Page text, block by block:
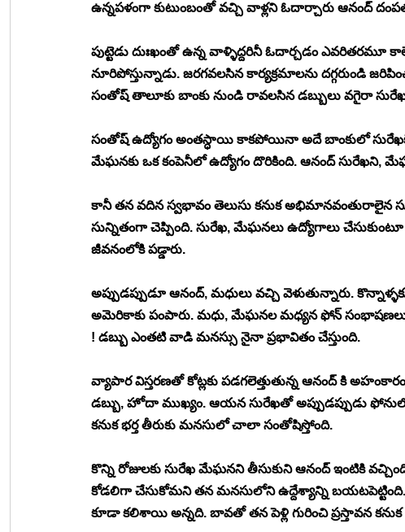
ఉన్నపళంగా కుటుంబంతో వచ్చి వాళ్లని ఓదార్చారు ఆనంద్
పుట్టెడు దుఃఖంతో ఉన్న వాళ్ళిద్దరినీ ఓదార్చడం ఎవరితరమూ
నూరిపోస్తున్నాడు. జరగవలసిన కార్యక్రమాలను దగ్గరుండి
సంతోష్ తాలూకు బాంకు నుండి రావలసిన డబ్బులు వగైరా
సంతోష్ ఉద్యోగం అంతస్ధాయి కాకపోయినా అదే బాంకులో సురేఖకి
మేఘనకు ఒక కంపెనీలో ఉద్యోగం దొరికింది. ఆనంద్ సురేఖని,
కానీ తన వదిన స్వభావం తెలుసు కనుక అభిమానవంతురాలైన
సున్నితంగా చెప్పింది. సురేఖ, మేఘనలు ఉద్యోగాలు
జీవనంలోకి పడ్డారు.
అప్పుడప్పుడూ ఆనంద్, మధులు వచ్చి వెళుతున్నారు.
అమెరికాకు పంపారు. మధు, మేఘనల మధ్యన ఫోన్ సంభాషణలు
! డబ్బు ఎంతటి వాడి మనస్సు నైనా ప్రభావితం చేస్తుంది.
వ్యాపార విస్తరణతో కోట్లకు పడగలెత్తుతున్న ఆనంద్ కి
డబ్బు, హోదా ముఖ్యం. ఆయన సురేఖతో అప్పుడప్పుడు
కనుక భర్త తీరుకు మనసులో చాలా సంతోషిస్తోంది.
కొన్ని రోజులకు సురేఖ మేఘనని తీసుకుని ఆనంద్ ఇంటికి
కోడలిగా చేసుకోమని తన మనసులోని ఉద్దేశ్యాన్ని బయటపెట్టింది.
కూడా కలిశాయి అన్నది. బావతో తన పెళ్లి గురించి ప్రస్తావన